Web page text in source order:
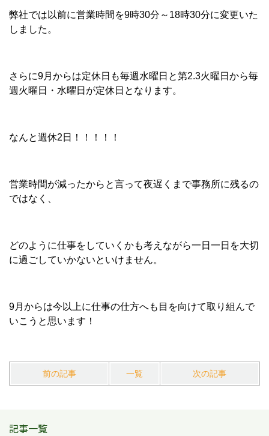
弊社では以前に営業時間を9時30分～18時30分に変更いた
しました。
さらに9月からは定休日も毎週水曜日と第2.3火曜日から毎
週火曜日・水曜日が定休日となります。
なんと週休2日！！！！！
営業時間が減ったからと言って夜遅くまで事務所に残るの
ではなく、
どのように仕事をしていくかも考えながら一日一日を大切
に過ごしていかないといけません。
9月からは今以上に仕事の仕方へも目を向けて取り組んで
いこうと思います！
前の記事 一覧 次の記事
記事一覧